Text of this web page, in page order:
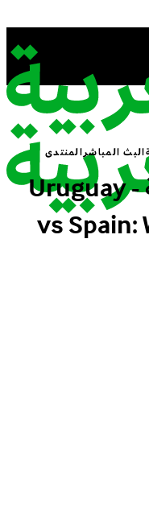
البث المباشرالمنتدى
BW Arabia السعودية - Uruguay
vs Spain: